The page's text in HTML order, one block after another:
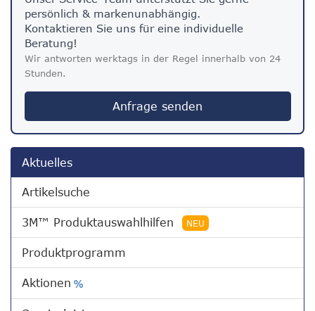
persönlich & markenunabhängig.
Kontaktieren Sie uns für eine individuelle
Beratung!
Wir antworten werktags in der Regel innerhalb von 24
Stunden.
Anfrage senden
Aktuelles
Artikelsuche
3M™ Produktauswahlhilfen NEU
Produktprogramm
Aktionen %